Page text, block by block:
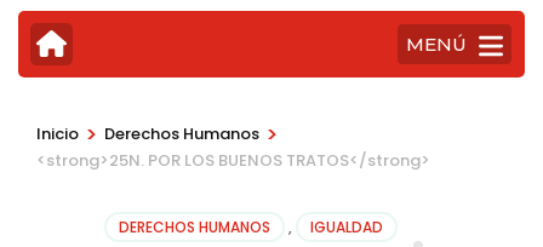
MENÚ
Inicio > Derechos Humanos >
<strong>25N. POR LOS BUENOS TRATOS</strong>
DERECHOS HUMANOS , IGUALDAD